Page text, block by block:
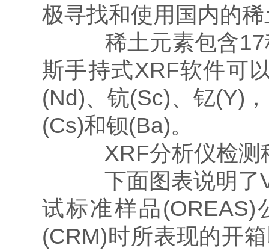
极寻找和使用国内的
稀土元素包含17
斯手持式XRF软件可
(Nd)、钪(Sc)、钇(Y)
(Cs)和钡(Ba)。
XRF分析仪检测
下面图表说明了
试标准样品
(CRM)时所表现的开